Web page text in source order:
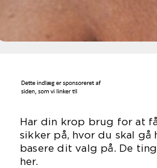
Har din krop brug for at
sikker på, hvor du skal
basere dit valg på. De